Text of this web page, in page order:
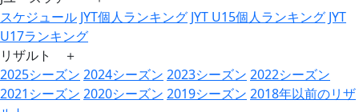
スケジュール JYT個人ランキング JYT U15個人ランキング JYT
U17ランキング
リザルト ＋
2025シーズン 2024シーズン 2023シーズン 2022シーズン
2021シーズン 2020シーズン 2019シーズン 2018年以前のリザ